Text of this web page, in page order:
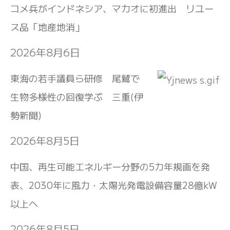
コメ兵がインドネシア、マカオに初進出 リユー
ス品「地産地消」
2026年8月6日
東海の若手議員ら研修 尾鷲で
生物多様性の回復学ぶ 三重(伊
勢新聞)
2026年8月5日
中国、再生可能エネルギー分野の5カ年規画を発
表、2030年に風力・太陽光発電設備容量28億kW
以上へ